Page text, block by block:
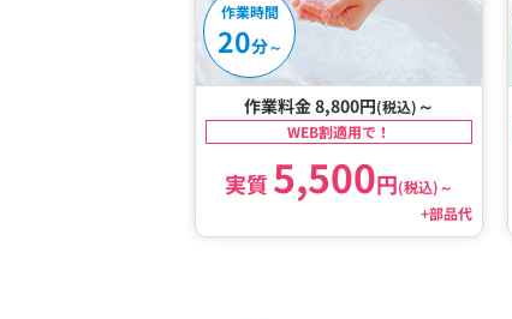
作業時間
20分～
作業料金 8,800円(税込) ～
WEB割適用で！
実質 5,500円(税込)～
+部品代